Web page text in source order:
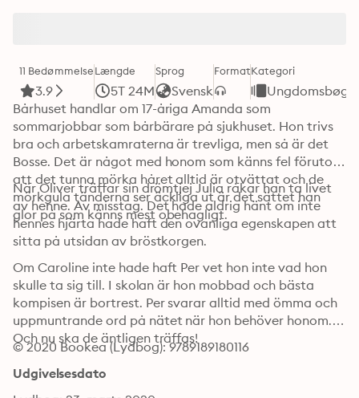
11 Bedømmelse
3.9
Længde
5T 24M
Sprog
Svensk
FormatKategori
Bårhuset handlar om 17-åriga Amanda som
sommarjobbar som bårbärare på sjukhuset. Hon trivs
bra och arbetskamraterna är trevliga, men så är det
Bosse. Det är något med honom som känns fel förutom
att det tunna mörka håret alltid är otvättat och de
mörkgula tänderna ser äckliga ut är det sättet han
glor på som känns mest obehagligt.
När Oliver träffar sin drömtjej Julia råkar han ta livet
av henne. Av misstag. Det hade aldrig hänt om inte
hennes hjärta hade haft den ovanliga egenskapen att
Om Caroline inte hade haft Per vet hon inte vad hon
skulle ta sig till. I skolan är hon mobbad och bästa
kompisen är bortrest. Per svarar alltid med ömma och
uppmuntrande ord på nätet när hon behöver honom.
Och nu ska de äntligen träffas!
© 2020 Bookea (Lydbog): 9789189180116
Udgivelsesdato